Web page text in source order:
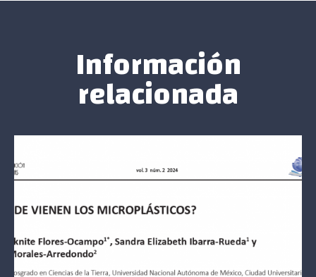
Información
relacionada